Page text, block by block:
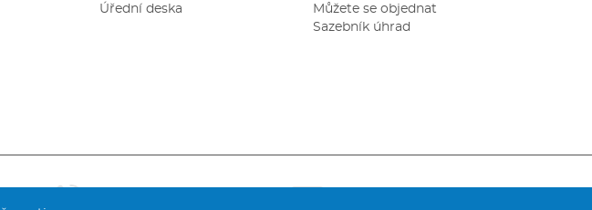
Úřední deska
Můžete se objednat
Sazebník úhrad